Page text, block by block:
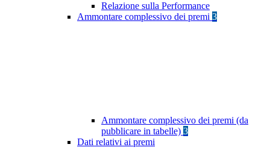
Relazione sulla Performance
Ammontare complessivo dei premi 3
Ammontare complessivo dei premi (da
pubblicare in tabelle) 3
Dati relativi ai premi